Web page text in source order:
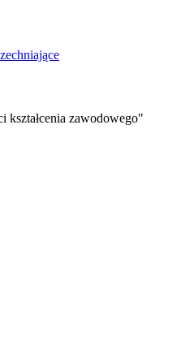
kształcenia zawodowego"